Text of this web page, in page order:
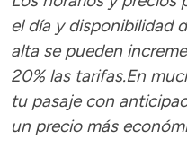
el día y disponibilidad
alta se pueden
20% las tarifas.En
tu pasaje con
un precio más